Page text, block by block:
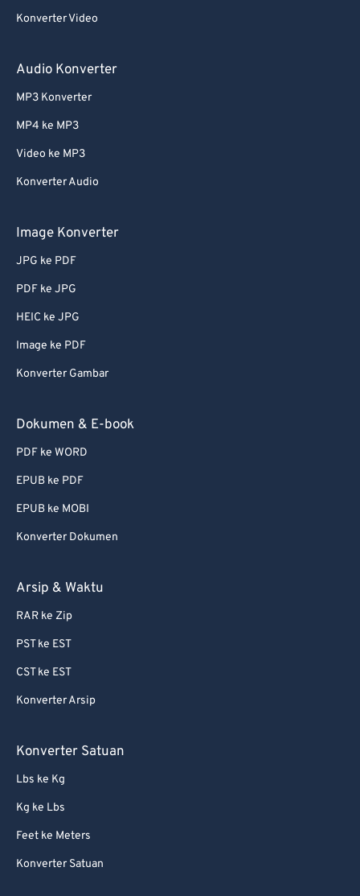
Konverter Video
Audio Konverter
MP3 Konverter
MP4 ke MP3
Video ke MP3
Konverter Audio
Image Konverter
JPG ke PDF
PDF ke JPG
HEIC ke JPG
Image ke PDF
Konverter Gambar
Dokumen & E-book
PDF ke WORD
EPUB ke PDF
EPUB ke MOBI
Konverter Dokumen
Arsip & Waktu
RAR ke Zip
PST ke EST
CST ke EST
Konverter Arsip
Konverter Satuan
Lbs ke Kg
Kg ke Lbs
Feet ke Meters
Konverter Satuan